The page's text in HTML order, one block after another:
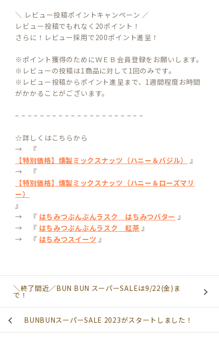
＼ レビュー投稿ポイントキャンペーン ／
レビュー投稿でもれなく20ポイント！
さらに！レビュー採用で200ポイント進呈！
※ポイント獲得のためにＷＥＢ会員登録をお願いします。
※レビューの投稿は1商品に対して1回のみです。
※レビュー投稿からポイント進呈まで、1週間程度お時間
がかかることがございます。
– – – – – – – – – – – – – – – – – – – – –
☆詳しくはこちらから
→ 『
【特別価格】燻製ミックスナッツ（ハニー＆バジル）
』
→ 『
【特別価格】燻製ミックスナッツ（ハニー＆ローズマリ
ー）
』
→ 『 はちみつぶんぶんラスク はちみつバター 』
→ 『 はちみつぶんぶんラスク 紅茶 』
→ 『 はちみつスイーツ 』
＼終了間近／BUN BUN スーパーSALEは9/22(金)ま
で！
BUNBUNスーパーSALE 2023がスタートしました！